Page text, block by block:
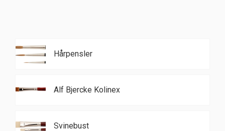
Hårpensler
Alf Bjercke Kolinex
Svinebust